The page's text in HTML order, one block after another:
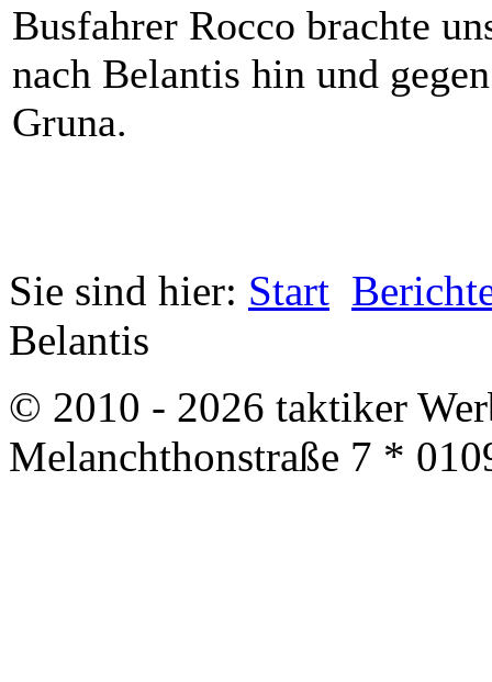
Busfahrer Rocco brachte
nach Belantis hin und
Gruna.
Sie sind hier: Start
Belantis
© 2010 - 2026 taktiker
Melanchthonstraße 7 *